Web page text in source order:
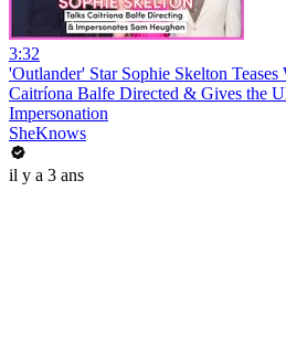
3:32
'Outlander' Star Sophie Skelton
Caitríona Balfe Directed & Gives the
Impersonation
SheKnows
il y a 3 ans